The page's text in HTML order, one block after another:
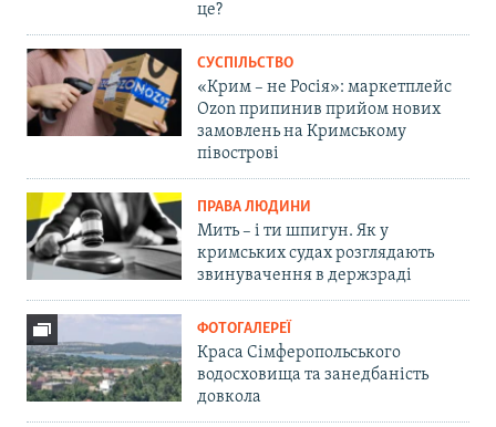
це?
СУСПІЛЬСТВО
«Крим – не Росія»: маркетплейс
Ozon припинив прийом нових
замовлень на Кримському
півострові
ПРАВА ЛЮДИНИ
Мить – і ти шпигун. Як у
кримських судах розглядають
звинувачення в держзраді
ФОТОГАЛЕРЕЇ
Краса Сімферопольського
водосховища та занедбаність
довкола